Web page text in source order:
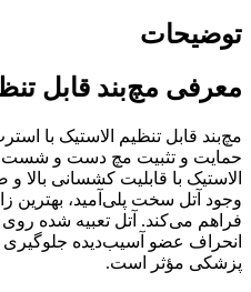
توضیحات
معرفی مچ‌بند قابل
مچ‌بند قابل تنظیم الاستیک با
حمایت و تثبیت مچ دست و شست
الاستیک با قابلیت کشسانی
وجود آتل سخت پلی‌آمید، بهترین
فراهم می‌کند. آتل تعبیه شده
انحراف عضو آسیب‌دیده
پزشکی مؤثر است.